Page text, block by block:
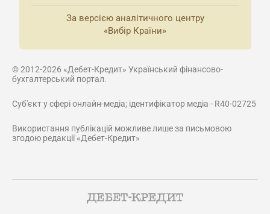
За версією аналітичного центру
«Вибір Країни»
© 2012-2026 «Дебет-Кредит» Український фінансово-
бухгалтерський портал.
Суб'єкт у сфері онлайн-медіа; ідентифікатор медіа - R40-02725
Використання публікацій можливе лише за письмовою
згодою редакції «Дебет-Кредит»